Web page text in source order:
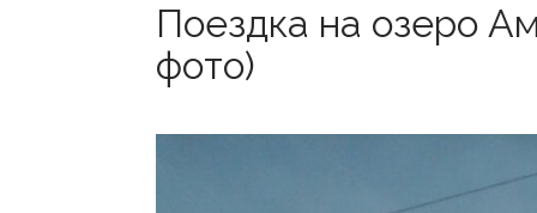
Поездка на озеро
фото)